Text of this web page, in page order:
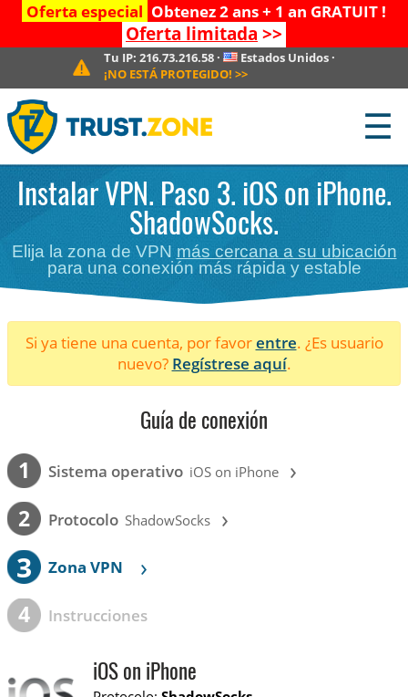
Oferta especial Obtenez 2 ans + 1 an GRATUIT !
Oferta limitada >>
Tu IP:216.73.216.58 · Estados Unidos·
¡NO ESTÁ PROTEGIDO! >>
☰
Instalar VPN. Paso 3. iOS on iPhone.
ShadowSocks.
Elija la zona de VPN más cercana a su ubicación
para una conexión más rápida y estable
Si ya tiene una cuenta, por favorentre. ¿Es usuario
nuevo? Regístrese aquí.
Guía de conexión
1 Sistema operativo iOS on iPhone ›
2 Protocolo ShadowSocks ›
3 Zona VPN ›
4 Instrucciones
iOS on iPhone